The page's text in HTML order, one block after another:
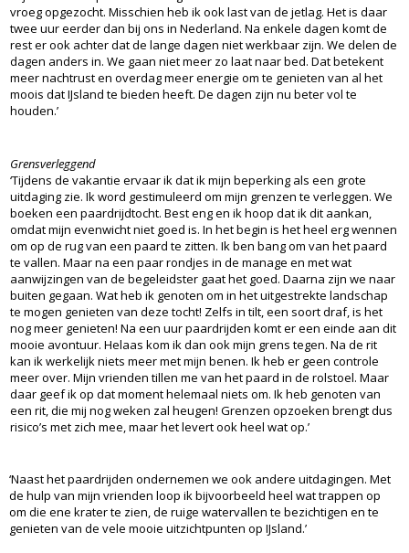
vroeg opgezocht. Misschien heb ik ook last van de jetlag. Het is daar
twee uur eerder dan bij ons in Nederland. Na enkele dagen komt de
rest er ook achter dat de lange dagen niet werkbaar zijn. We delen de
dagen anders in. We gaan niet meer zo laat naar bed. Dat betekent
meer nachtrust en overdag meer energie om te genieten van al het
moois dat IJsland te bieden heeft. De dagen zijn nu beter vol te
houden.’
Grensverleggend
‘Tijdens de vakantie ervaar ik dat ik mijn beperking als een grote
uitdaging zie. Ik word gestimuleerd om mijn grenzen te verleggen. We
boeken een paardrijdtocht. Best eng en ik hoop dat ik dit aankan,
omdat mijn evenwicht niet goed is. In het begin is het heel erg wennen
om op de rug van een paard te zitten. Ik ben bang om van het paard
te vallen. Maar na een paar rondjes in de manage en met wat
aanwijzingen van de begeleidster gaat het goed. Daarna zijn we naar
buiten gegaan. Wat heb ik genoten om in het uitgestrekte landschap
te mogen genieten van deze tocht! Zelfs in tilt, een soort draf, is het
nog meer genieten! Na een uur paardrijden komt er een einde aan dit
mooie avontuur. Helaas kom ik dan ook mijn grens tegen. Na de rit
kan ik werkelijk niets meer met mijn benen. Ik heb er geen controle
meer over. Mijn vrienden tillen me van het paard in de rolstoel. Maar
daar geef ik op dat moment helemaal niets om. Ik heb genoten van
een rit, die mij nog weken zal heugen! Grenzen opzoeken brengt dus
risico’s met zich mee, maar het levert ook heel wat op.’
‘Naast het paardrijden ondernemen we ook andere uitdagingen. Met
de hulp van mijn vrienden loop ik bijvoorbeeld heel wat trappen op
om die ene krater te zien, de ruige watervallen te bezichtigen en te
genieten van de vele mooie uitzichtpunten op IJsland.’